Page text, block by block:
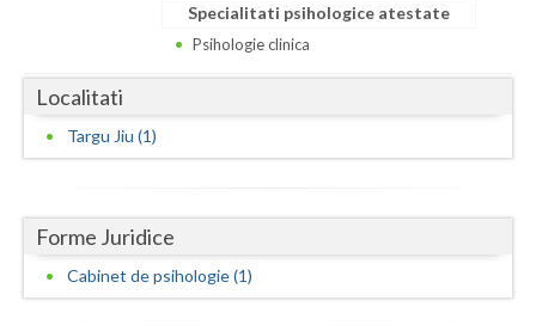
Dolj
Galati
Gorj
Harghita
Specialitati psihologice atestate
Psihologie clinica
Localitati
Targu Jiu (1)
Forme Juridice
Cabinet de psihologie (1)